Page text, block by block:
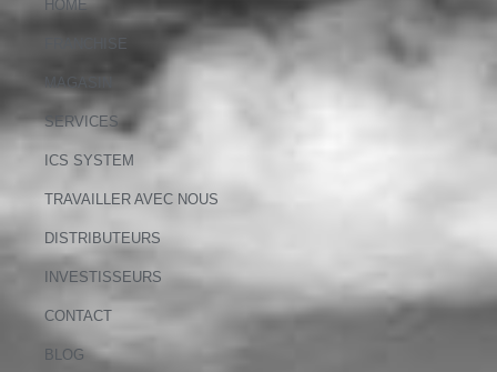
HOME
FRANCHISE
MAGASIN
SERVICES
ICS SYSTEM
TRAVAILLER AVEC NOUS
DISTRIBUTEURS
INVESTISSEURS
CONTACT
BLOG